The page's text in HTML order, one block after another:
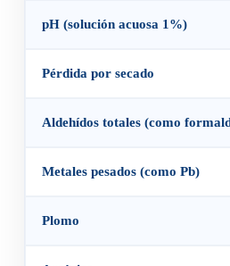
pH (solución acuosa 1%)
Pérdida por secado
Aldehídos totales (como
Metales pesados (como Pb)
Plomo